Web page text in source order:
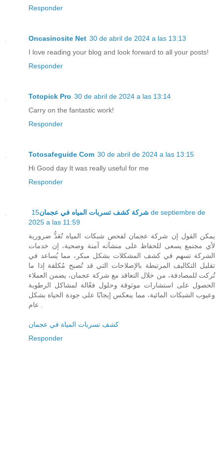
Responder
Oncasinosite Net 30 de abril de 2024 a las 13:13
I love reading your blog and look forward to all your posts!
Responder
Totopick Pro 30 de abril de 2024 a las 13:14
Carry on the fantastic work!
Responder
Totosafeguide Com 30 de abril de 2024 a las 13:15
Hi Good day It was really useful for me
Responder
شركة كشف تسربات المياه في عجمان15 de septiembre de
2025 a las 11:59
يمكن القول إن شركة عجمان لفحص شبكات المياه تُعَدُّ ضرورية
لأي مجتمع يسعى للحفاظ على منشآته آمنة وصحية، إن خدمات
الشركة تسهم في كشف المشكلات بشكل مبكر، مما يُساعد في
تقليل التكاليف المرتبطة بالإصلاحات التي قد تُصبح مُكلفة إذا ما
تُركت للمصادفة، من خلال التعاقد مع شركة عجمان، يضمن العملاء
الحصول على استشارات موثوقة وحلول فعّالة لمشاكل الرطوبة
وعيوب الشبكات المائية، مما ينعكس إيجابًا على جودة الحياة بشكل
كشف تسربات المياة في عجمان
Responder